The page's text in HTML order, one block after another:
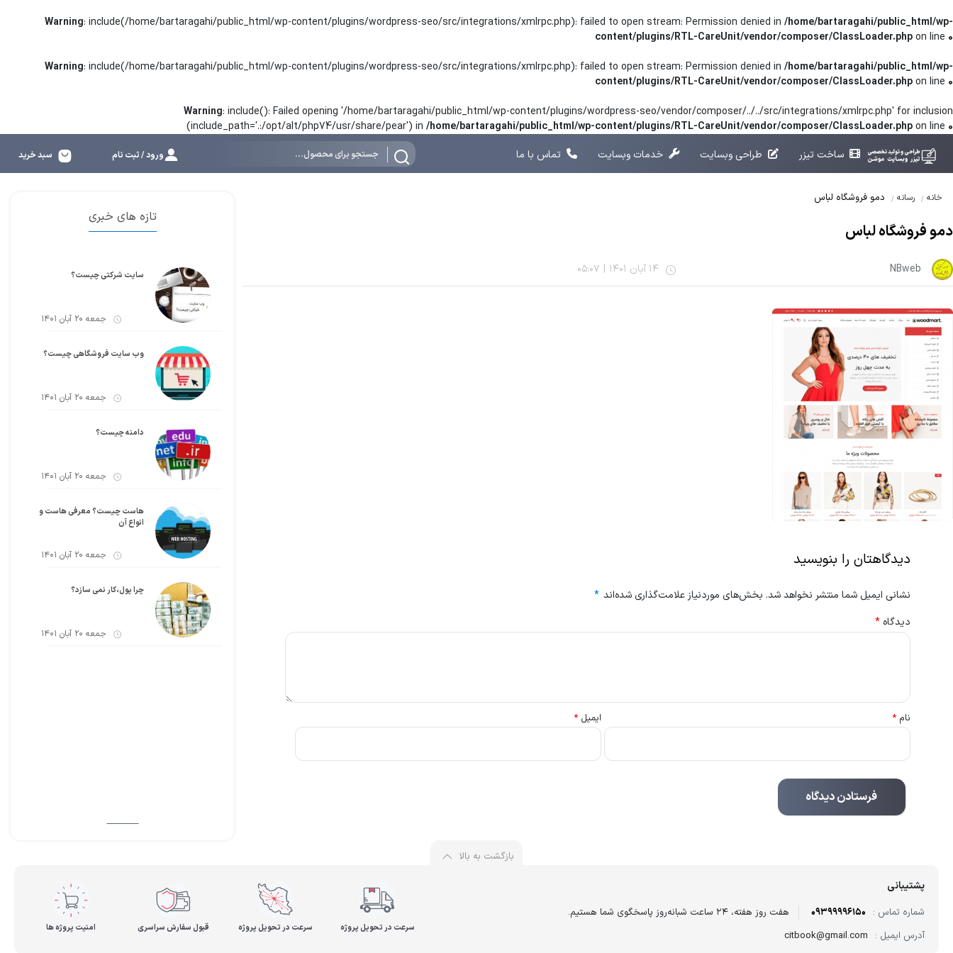
Warning: include(/home/bartaragahi/public_html/wp-content/plugins/wordpress-seo/src/integrations/xmlrpc.php): failed to open stream: Permission denied in /home/bartaragahi/public_html/wp-
content/plugins/RTL-CareUnit/vendor/composer/ClassLoader.phpon line 0
Warning: include(/home/bartaragahi/public_html/wp-content/plugins/wordpress-seo/src/integrations/xmlrpc.php): failed to open stream: Permission denied in /home/bartaragahi/public_html/wp-
content/plugins/RTL-CareUnit/vendor/composer/ClassLoader.phpon line 0
Warning: include(): Failed opening '/home/bartaragahi/public_html/wp-content/plugins/wordpress-seo/vendor/composer/../../src/integrations/xmlrpc.php' for inclusion
(include_path='.:/opt/alt/php74/usr/share/pear') in /home/bartaragahi/public_html/wp-content/plugins/RTL-CareUnit/vendor/composer/ClassLoader.phpon line 0
ساخت تیزر
طراحی وبسایت خدمات وبسایت تماس با ما ورود / ثبت نام سبد خرید
خانه رسانه دمو فروشگاه لباس
دمو فروشگاه لباس
NBweb 14 آبان 1401 |
05:07
دیدگاهتان را بنویسید
نشانی ایمیل شما منتشر نخواهد شد. بخش‌های موردنیاز علامت‌گذاری شده‌اند *
دیدگاه*
نام* ایمیل*
تازه های خبری
سایت شرکتی چیست؟
جمعه 20 آبان 1401
وب سایت فروشگاهی چیست؟
جمعه 20 آبان 1401
دامنه چیست؟
جمعه 20 آبان 1401
هاست چیست؟ معرفی هاست و
انواع آن
جمعه 20 آبان 1401
چرا پول،کار نمی سازد؟
جمعه 20 آبان 1401
بازگشت به بالا
پشتیبانی
شماره تماس : 09399996150
هفت روز هفته، ۲۴ ساعت شبانه‌روز پاسخگوی شما هستیم.
آدرس ایمیل : citbook@gmail.com
سرعت در تحویل پروژه سرعت در تحویل پروژه قبول سفارش سراسری امنیت پروژه ها